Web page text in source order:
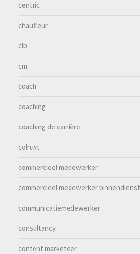
centric
chauffeur
clb
cm
coach
coaching
coaching de carrière
colruyt
commercieel medewerker
commercieel medewerker binnendienst
communicatiemedewerker
consultancy
content marketeer